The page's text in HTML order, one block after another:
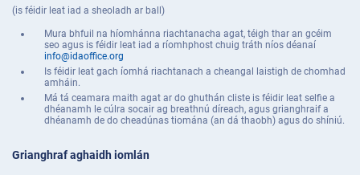
(is féidir leat iad a sheoladh ar ball)
Mura bhfuil na híomhánna riachtanacha agat, téigh thar an gcéim
seo agus is féidir leat iad a ríomhphost chuig tráth níos déanaí
info@idaoffice.org
Is féidir leat gach íomhá riachtanach a cheangal laistigh de chomhad
amháin.
Má tá ceamara maith agat ar do ghuthán cliste is féidir leat selfie a
dhéanamh le cúlra socair ag breathnú díreach, agus grianghraif a
dhéanamh de do cheadúnas tiomána (an dá thaobh) agus do shíniú.
Grianghraf aghaidh iomlán